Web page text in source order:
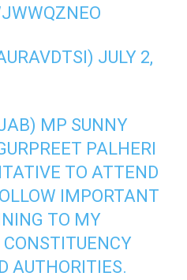
JULY 2,
MP SUNNY
PALHERI
TO ATTEND
IMPORTANT
TO MY
AUTHORITIES.